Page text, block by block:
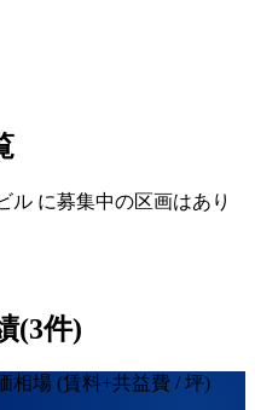
ル に募集中の区画はあり
(3件)
相場 (賃料+共益費 / 坪)